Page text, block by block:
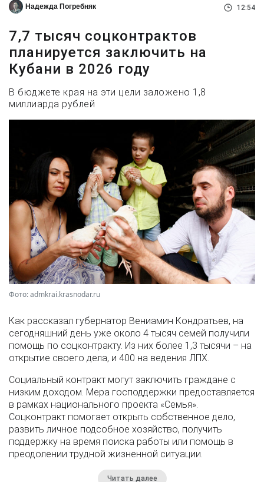
Надежда Погребняк 12:54
7,7 тысяч соцконтрактов
планируется заключить на
Кубани в 2026 году
В бюджете края на эти цели заложено 1,8
миллиарда рублей
Фото: admkrai.krasnodar.ru
Как рассказал губернатор Вениамин Кондратьев, на
сегодняшний день уже около 4 тысяч семей получили
помощь по соцконтракту. Из них более 1,3 тысячи – на
открытие своего дела, и 400 на ведения ЛПХ.
Социальный контракт могут заключить граждане с
низким доходом. Мера господдержки предоставляется
в рамках национального проекта «Семья».
Соцконтракт помогает открыть собственное дело,
развить личное подсобное хозяйство, получить
поддержку на время поиска работы или помощь в
преодолении трудной жизненной ситуации.
Читать далее